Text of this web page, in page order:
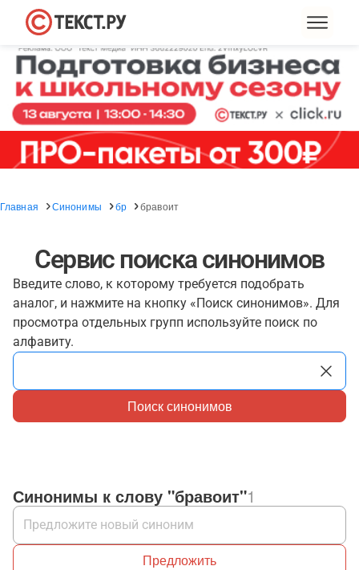
Главная Синонимы бр бравоит
Сервис поиска синонимов
Введите слово, к которому требуется подобрать
аналог, и нажмите на кнопку «Поиск синонимов». Для
просмотра отдельных групп используйте поиск по
алфавиту.
Поиск синонимов
Синонимы к слову "бравоит"1
Предложить